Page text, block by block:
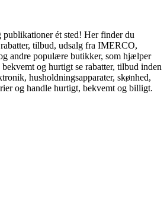
ét sted! Her finder du
tilbud, udsalg fra IMERCO,
andre populære butikker, som hjælper
og hurtigt se rabatter, tilbud inden
husholdningsapparater, skønhed,
og handle hurtigt, bekvemt og billigt.